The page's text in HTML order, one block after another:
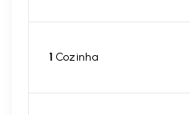
1 Cozinha